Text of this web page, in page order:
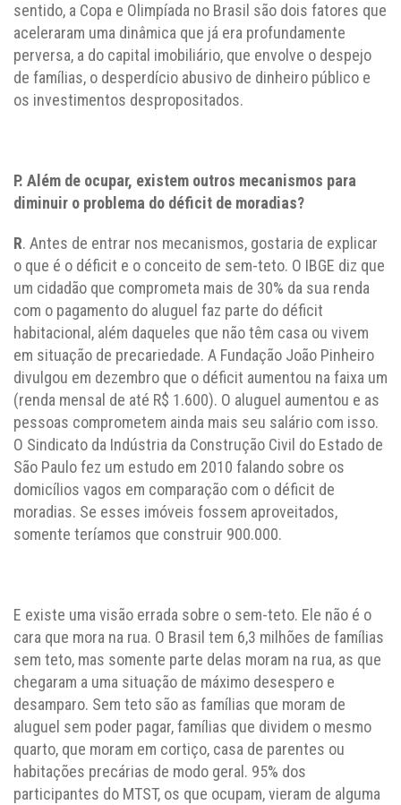
sentido, a Copa e Olimpíada no Brasil são dois fatores que
aceleraram uma dinâmica que já era profundamente
perversa, a do capital imobiliário, que envolve o despejo
de famílias, o desperdício abusivo de dinheiro público e
os investimentos despropositados.
P. Além de ocupar, existem outros mecanismos para
diminuir o problema do déficit de moradias?
R. Antes de entrar nos mecanismos, gostaria de explicar
o que é o déficit e o conceito de sem-teto. O IBGE diz que
um cidadão que comprometa mais de 30% da sua renda
com o pagamento do aluguel faz parte do déficit
habitacional, além daqueles que não têm casa ou vivem
em situação de precariedade. A Fundação João Pinheiro
divulgou em dezembro que o déficit aumentou na faixa um
(renda mensal de até R$ 1.600). O aluguel aumentou e as
pessoas comprometem ainda mais seu salário com isso.
O Sindicato da Indústria da Construção Civil do Estado de
São Paulo fez um estudo em 2010 falando sobre os
domicílios vagos em comparação com o déficit de
moradias. Se esses imóveis fossem aproveitados,
somente teríamos que construir 900.000.
E existe uma visão errada sobre o sem-teto. Ele não é o
cara que mora na rua. O Brasil tem 6,3 milhões de famílias
sem teto, mas somente parte delas moram na rua, as que
chegaram a uma situação de máximo desespero e
desamparo. Sem teto são as famílias que moram de
aluguel sem poder pagar, famílias que dividem o mesmo
quarto, que moram em cortiço, casa de parentes ou
habitações precárias de modo geral. 95% dos
participantes do MTST, os que ocupam, vieram de alguma